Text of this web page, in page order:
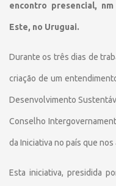
encontro presencial,
Este, no Uruguai.
Durante os três dias de
criação de um
Desenvolvimento
Conselho
da Iniciativa no país que nos
Esta iniciativa, presidida